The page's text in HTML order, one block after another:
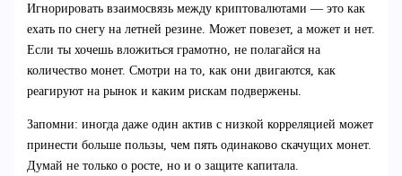
Игнорировать взаимосвязь между криптовалютами — это как
ехать по снегу на летней резине. Может повезет, а может и нет.
Если ты хочешь вложиться грамотно, не полагайся на
количество монет. Смотри на то, как они двигаются, как
реагируют на рынок и каким рискам подвержены.
Запомни: иногда даже один актив с низкой корреляцией может
принести больше пользы, чем пять одинаково скачущих монет.
Думай не только о росте, но и о защите капитала.